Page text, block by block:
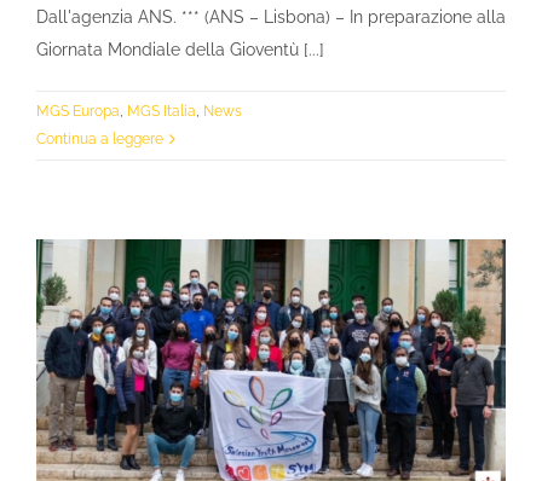
Dall'agenzia ANS. *** (ANS – Lisbona) – In preparazione alla
Giornata Mondiale della Gioventù [...]
MGS Europa, MGS Italia, News
Continua a leggere